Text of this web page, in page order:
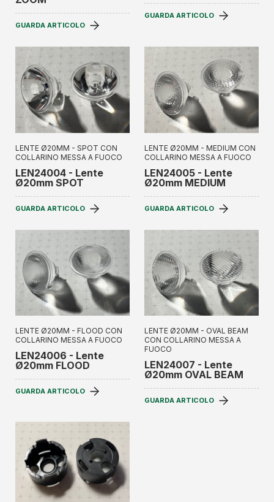
GUARDA ARTICOLO
GUARDA ARTICOLO
LENTE Ø20MM - SPOT CON
COLLARINO MESSA A FUOCO
LEN24004 - Lente
Ø20mm SPOT
GUARDA ARTICOLO
LENTE Ø20MM - MEDIUM CON
COLLARINO MESSA A FUOCO
LEN24005 - Lente
Ø20mm MEDIUM
GUARDA ARTICOLO
LENTE Ø20MM - FLOOD CON
COLLARINO MESSA A FUOCO
LEN24006 - Lente
Ø20mm FLOOD
GUARDA ARTICOLO
LENTE Ø20MM - OVAL BEAM
CON COLLARINO MESSA A
FUOCO
LEN24007 - Lente
Ø20mm OVAL BEAM
GUARDA ARTICOLO